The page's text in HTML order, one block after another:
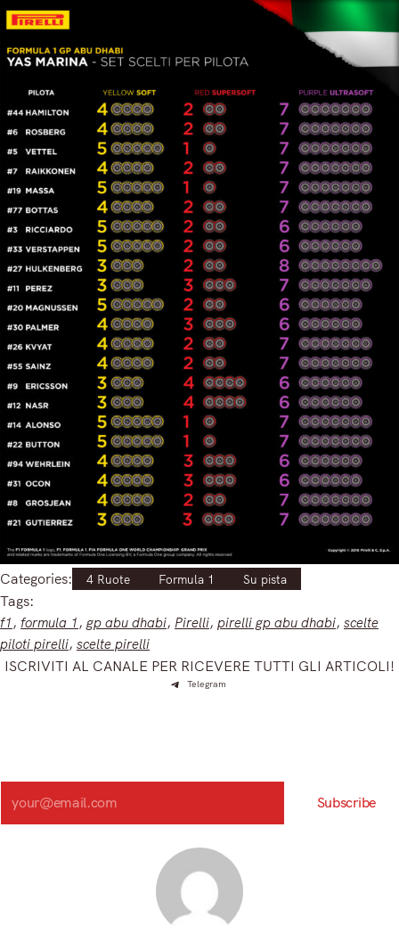
Categories: 4 Ruote Formula 1 Su pista
Tags:
f1 , formula 1 , gp abu dhabi, Pirelli, pirelli gp abu dhabi, scelte
piloti pirelli, scelte pirelli
ISCRIVITI AL CANALE PER RICEVERE TUTTI GLI ARTICOLI!
Telegram
Search
Subscribe